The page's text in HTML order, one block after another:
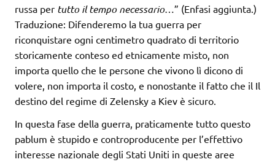
russa per tutto il tempo necessario…” (Enfasi aggiunta.)
Traduzione: Difenderemo la tua guerra per
riconquistare ogni centimetro quadrato di territorio
storicamente conteso ed etnicamente misto, non
importa quello che le persone che vivono lì dicono di
volere, non importa il costo, e nonostante il fatto che il Il
destino del regime di Zelensky a Kiev è sicuro.
In questa fase della guerra, praticamente tutto questo
pablum è stupido e controproducente per l’effettivo
interesse nazionale degli Stati Uniti in queste aree